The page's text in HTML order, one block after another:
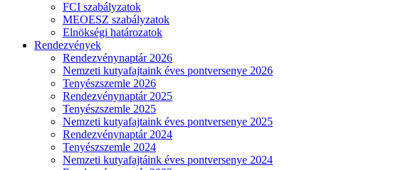
FCI szabályzatok
MEOESZ szabályzatok
Elnökségi határozatok
Rendezvények
Rendezvénynaptár 2026
Nemzeti kutyafajtaink éves pontversenye 2026
Tenyészszemle 2026
Rendezvénynaptár 2025
Tenyészszemle 2025
Nemzeti kutyafajtaink éves pontversenye 2025
Rendezvénynaptár 2024
Tenyészszemle 2024
Nemzeti kutyafajtáink éves pontversenye 2024